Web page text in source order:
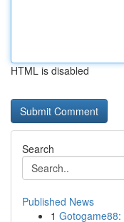
HTML is disabled
Search
Published News
1 Gotogame88: